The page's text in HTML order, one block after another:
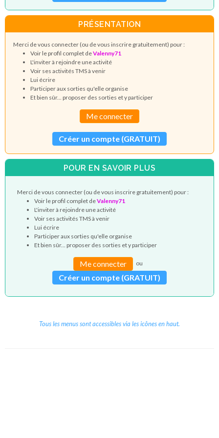
PRÉSENTATION
Merci de vous connecter (ou de vous inscrire gratuitement) pour :
Voir le profil complet deValenny71
L'inviter à rejoindre une activité
Voir ses activités TMS à venir
Lui écrire
Participer aux sorties qu'elle organise
Et bien sûr... proposer des sorties et y participer
Me connecter
Créer un compte (GRATUIT)
POUR EN SAVOIR PLUS
Merci de vous connecter (ou de vous inscrire gratuitement) pour :
Voir le profil complet deValenny71
L'inviter à rejoindre une activité
Voir ses activités TMS à venir
Lui écrire
Participer aux sorties qu'elle organise
Et bien sûr... proposer des sorties et y participer
Me connecter ou
Créer un compte (GRATUIT)
Tous les menus sont accessibles via les icônes en haut.